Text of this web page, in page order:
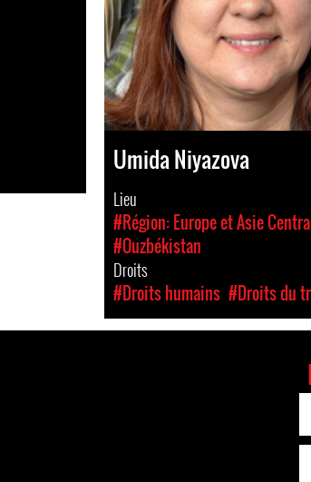
Umida Niyazova
Lieu
#Région: Europe et Asie
#Ouzbékistan
Droits
#Droits humains #Droits du